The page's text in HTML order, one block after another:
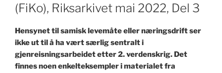
(FiKo), Riksarkivet mai 2022, Del 3
Hensynet til samisk levemåte eller næringsdrift ser
ikke ut til å ha vært særlig sentralt i
gjenreisningsarbeidet etter 2. verdenskrig. Det
finnes noen enkelteksempler i materialet fra